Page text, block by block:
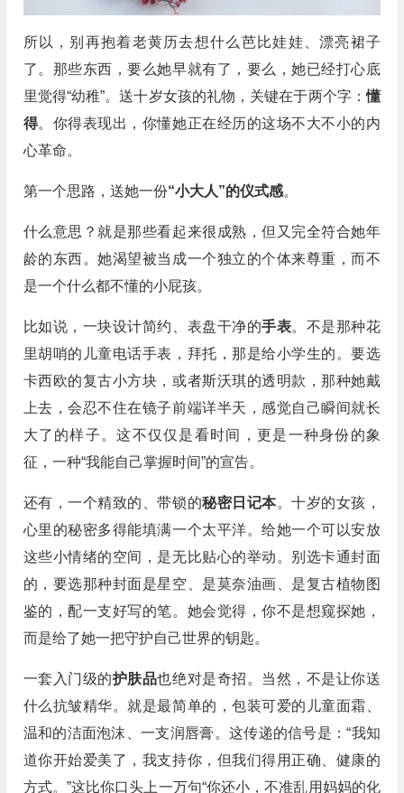
所以，别再抱着老黄历去想什么芭比娃娃、漂亮裙子
了。那些东西，要么她早就有了，要么，她已经打心底
里觉得“幼稚”。送十岁女孩的礼物，关键在于两个字：懂
得。你得表现出，你懂她正在经历的这场不大不小的内
心革命。
第一个思路，送她一份“小大人”的仪式感。
什么意思？就是那些看起来很成熟，但又完全符合她年
龄的东西。她渴望被当成一个独立的个体来尊重，而不
是一个什么都不懂的小屁孩。
比如说，一块设计简约、表盘干净的手表。不是那种花
里胡哨的儿童电话手表，拜托，那是给小学生的。要选
卡西欧的复古小方块，或者斯沃琪的透明款，那种她戴
上去，会忍不住在镜子前端详半天，感觉自己瞬间就长
大了的样子。这不仅仅是看时间，更是一种身份的象
征，一种“我能自己掌握时间”的宣告。
还有，一个精致的、带锁的秘密日记本。十岁的女孩，
心里的秘密多得能填满一个太平洋。给她一个可以安放
这些小情绪的空间，是无比贴心的举动。别选卡通封面
的，要选那种封面是星空、是莫奈油画、是复古植物图
鉴的，配一支好写的笔。她会觉得，你不是想窥探她，
而是给了她一把守护自己世界的钥匙。
一套入门级的护肤品也绝对是奇招。当然，不是让你送
什么抗皱精华。就是最简单的，包装可爱的儿童面霜、
温和的洁面泡沫、一支润唇膏。这传递的信号是：“我知
道你开始爱美了，我支持你，但我们得用正确、健康的
方式。”这比你口头上一万句“你还小，不准乱用妈妈的化